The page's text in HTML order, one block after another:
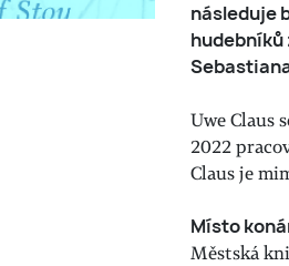
následuje
hudebníků
Uwe Claus
2022
Claus je
Místo
Městská